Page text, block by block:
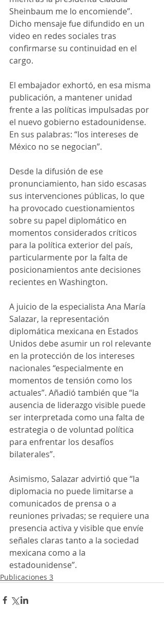
Sheinbaum me lo encomiende”.
Dicho mensaje fue difundido en un
video en redes sociales tras
confirmarse su continuidad en el
cargo.
El embajador exhortó, en esa misma
publicación, a mantener unidad
frente a las políticas impulsadas por
el nuevo gobierno estadounidense.
En sus palabras: “los intereses de
México no se negocian”.
Desde la difusión de ese
pronunciamiento, han sido escasas
sus intervenciones públicas, lo que
ha provocado cuestionamientos
sobre su papel diplomático en
momentos considerados críticos
para la política exterior del país,
particularmente por la falta de
posicionamientos ante decisiones
recientes en Washington.
A juicio de la especialista Ana María
Salazar, la representación
diplomática mexicana en Estados
Unidos debe asumir un rol relevante
en la protección de los intereses
nacionales “especialmente en
momentos de tensión como los
actuales”. Añadió también que “la
ausencia de liderazgo visible puede
ser interpretada como una falta de
estrategia o de voluntad política
para enfrentar los desafíos
bilaterales”.
Asimismo, Salazar advirtió que “la
diplomacia no puede limitarse a
comunicados de prensa o a
reuniones privadas; se requiere una
presencia activa y visible que envíe
señales claras tanto a la sociedad
mexicana como a la
estadounidense”.
Publicaciones 3